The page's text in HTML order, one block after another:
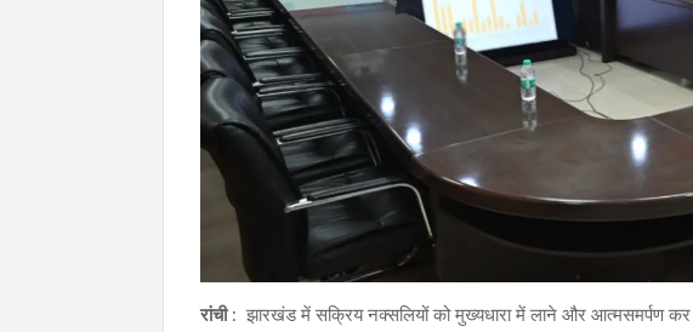
रांची: झारखंड में सक्रिय नक्सलियों को मुख्यधारा में लाने और आत्मसमर्पण कर